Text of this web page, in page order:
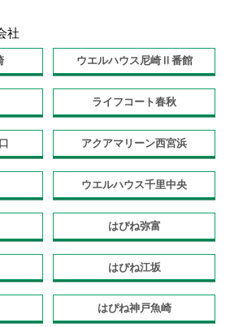
社
ウエルハウス尼崎Ⅱ番館
ライフコート春秋
アクアマリーン西宮浜
ウエルハウス千里中央
はぴね弥富
はぴね江坂
はぴね神戸魚崎